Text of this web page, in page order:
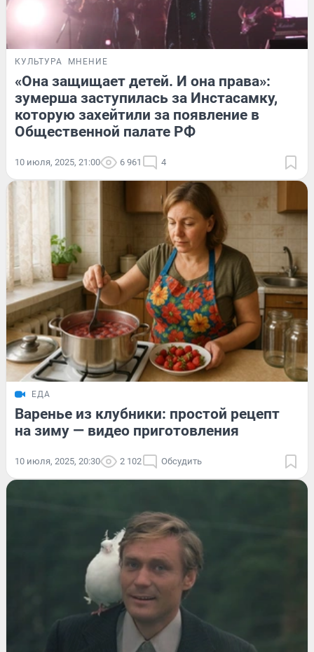
КУЛЬТУРА МНЕНИЕ
«Она защищает детей. И она права»:
зумерша заступилась за Инстасамку,
которую захейтили за появление в
Общественной палате РФ
10 июля, 2025, 21:00 6 961 4
ЕДА
Варенье из клубники: простой рецепт
на зиму — видео приготовления
10 июля, 2025, 20:30 2 102 Обсудить